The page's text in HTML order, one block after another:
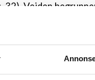
Veiden
som